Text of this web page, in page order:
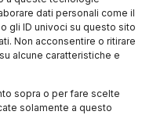
dati personali come il
gli ID univoci su questo sito
Non acconsentire o ritirare
alcune caratteristiche e
sopra o per fare scelte
solamente a questo